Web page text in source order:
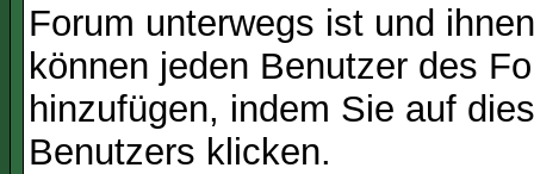
Forum unterwegs ist und
können jeden Benutzer des
hinzufügen, indem Sie auf
Benutzers klicken.